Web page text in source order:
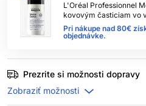
L'Oréal Professionnel
kovovým časticiam vo
Pri nákupe nad 80€
objednávke.
Prezrite si možnosti dopravy